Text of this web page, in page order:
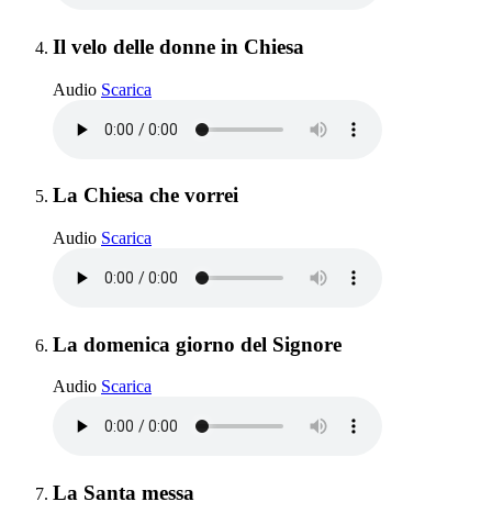
Elemento 4:
Il velo delle donne in Chiesa
Audio Scarica
Elemento 5:
La Chiesa che vorrei
Audio Scarica
Elemento 6:
La domenica giorno del Signore
Audio Scarica
Elemento 7:
La Santa messa